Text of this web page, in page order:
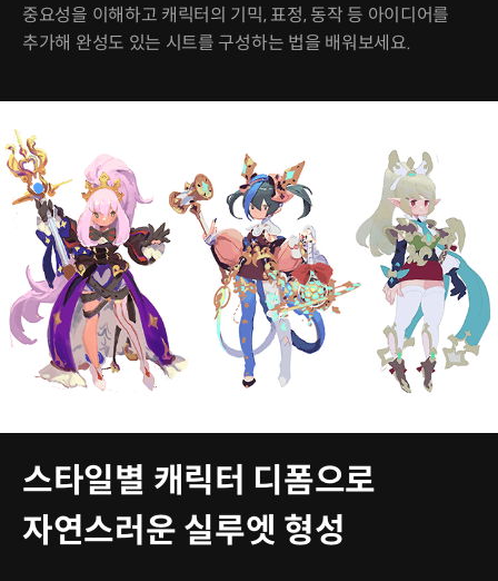
중요성을 이해하고 캐릭터의 기믹, 표정, 동작 등 아이디어를
추가해 완성도 있는 시트를 구성하는 법을 배워보세요.
스타일별 캐릭터 디폼으로
자연스러운 실루엣 형성